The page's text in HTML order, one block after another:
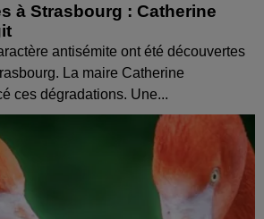
à Strasbourg : Catherine
antisémite ont été découvertes
La maire Catherine
ces dégradations. Une...